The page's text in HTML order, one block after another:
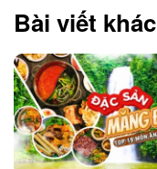
Bài viết khác